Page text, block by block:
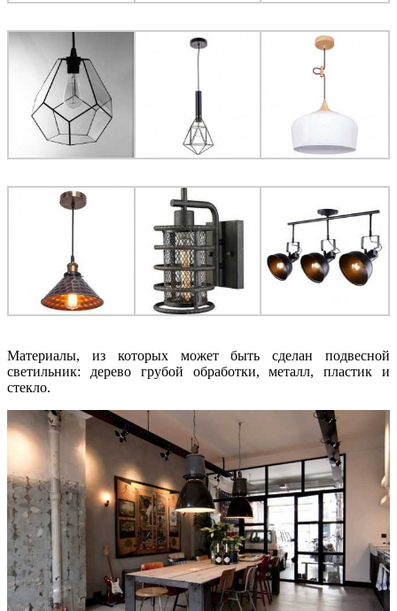
Материалы, из которых может быть сделан подвесной
светильник: дерево грубой обработки, металл, пластик и
стекло.